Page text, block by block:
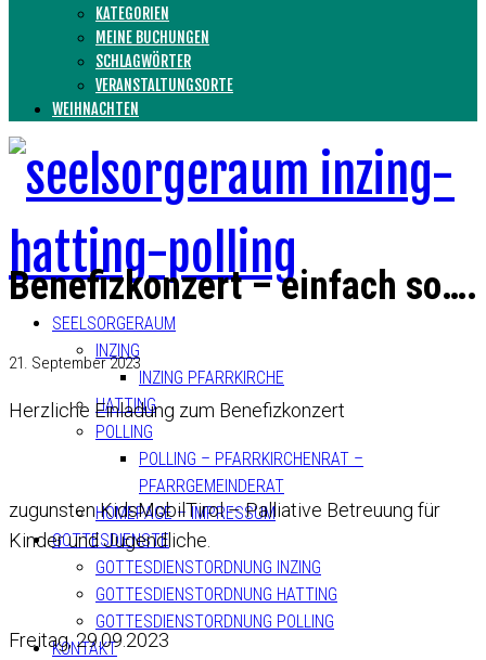
KATEGORIEN
MEINE BUCHUNGEN
SCHLAGWÖRTER
VERANSTALTUNGSORTE
WEIHNACHTEN
SEELSORGERAUM
INZING
INZING PFARRKIRCHE
HATTING
POLLING
POLLING – PFARRKIRCHENRAT –
PFARRGEMEINDERAT
HOMEPAGE – IMPRESSUM
GOTTESDIENSTE
GOTTESDIENSTORDNUNG INZING
GOTTESDIENSTORDNUNG HATTING
GOTTESDIENSTORDNUNG POLLING
KONTAKT
Benefizkonzert – einfach so….
21. September 2023
Herzliche Einladung zum Benefizkonzert
zugunsten KidsMobilTirol – Palliative Betreuung für
Kinder und Jugendliche.
Freitag, 29.09.2023